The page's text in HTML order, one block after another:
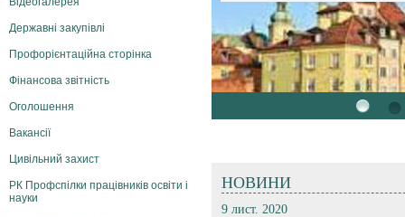
Державні закупівлі
Профорієнтаційна сторінка
Фінансова звітність
Оголошення
Вакансії
Цивільний захист
РК Профспілки працівників освіти і
науки
НОВИНИ
9 лист. 2020